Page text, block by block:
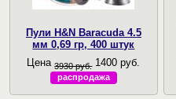
Пули H&N Baracuda 4.5
мм 0,69 гр, 400 штук
Цена3930 руб. 1400 руб.
распродажа